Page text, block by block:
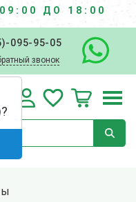
ДО 18:00
095-95-05
звонок